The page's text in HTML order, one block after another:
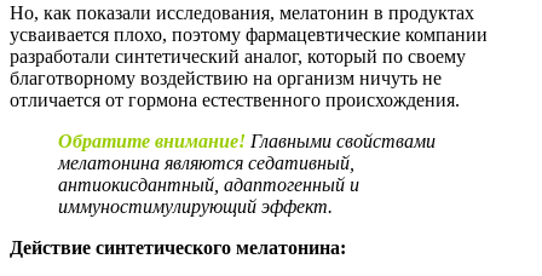
Но, как показали исследования, мелатонин в продуктах
усваивается плохо, поэтому фармацевтические компании
разработали синтетический аналог, который по своему
благотворному воздействию на организм ничуть не
отличается от гормона естественного происхождения.
Обратите внимание! Главными свойствами
мелатонина являются седативный,
антиокисдантный, адаптогенный и
иммуностимулирующий эффект.
Действие синтетического мелатонина: